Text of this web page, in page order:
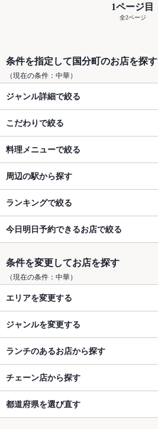
1ページ目
全2ページ
条件を指定して国分町のお店を探す
（現在の条件：中華）
ジャンル詳細で絞る
こだわりで絞る
料理メニューで絞る
周辺の駅から探す
ランキングで絞る
今日明日予約できるお店で絞る
条件を変更してお店を探す
（現在の条件：中華）
エリアを変更する
ジャンルを変更する
ランチのあるお店から探す
チェーン店から探す
都道府県を選び直す